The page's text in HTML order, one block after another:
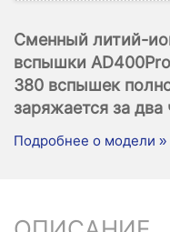
Сменный литий-
вспышки
380 вспышек
заряжается за два
Подробнее о модели »